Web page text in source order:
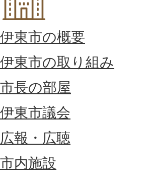
伊東市の概要
伊東市の取り組み
市長の部屋
伊東市議会
広報・広聴
市内施設